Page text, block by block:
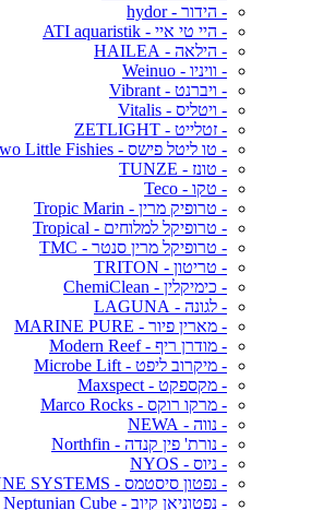
- הידור - hydor
- היי טי איי - ATI aquaristik
- הילאה - HAILEA
- וויניו - Weinuo
- ויברנט - Vibrant
- ויטליס - Vitalis
- זטלייט - ZETLIGHT
- טו ליטל פישס - Two Little Fishies
- טונז - TUNZE
- טקו - Teco
- טרופיק מרין - Tropic Marin
- טרופיקל למלוחים - Tropical
- טרופיקל מרין סנטר - TMC
- טריטון - TRITON
- כימיקלין - ChemiClean
- לגונה - LAGUNA
- מארין פיור - MARINE PURE
- מודרן ריף - Modern Reef
- מיקרוב ליפט - Microbe Lift
- מקספקט - Maxspect
- מרקו רוקס - Marco Rocks
- נווה - NEWA
- נורת' פין קנדה - Northfin
- ניוס - NYOS
- נפטון סיסטמס - NEPTUNE SYSTEMS
- נפטוניאן קיוב - Neptunian Cube